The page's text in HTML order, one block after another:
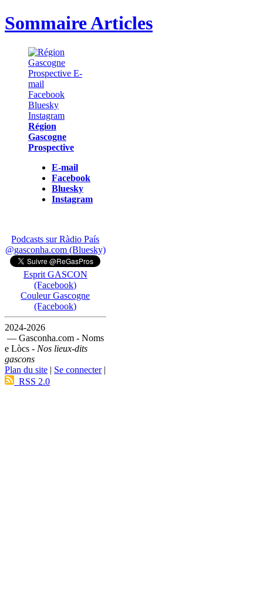
Sommaire Articles
Région
Gascogne
Prospective
E-mail
Facebook
Bluesky
Instagram
Podcasts sur Ràdio País
@gasconha.com (Bluesky)
Esprit GASCON
(Facebook)
Couleur Gascogne
(Facebook)
2024-2026
— Gasconha.com - Noms
e Lòcs - Nos lieux-dits
gascons
Plan du site | Se connecter|
RSS 2.0